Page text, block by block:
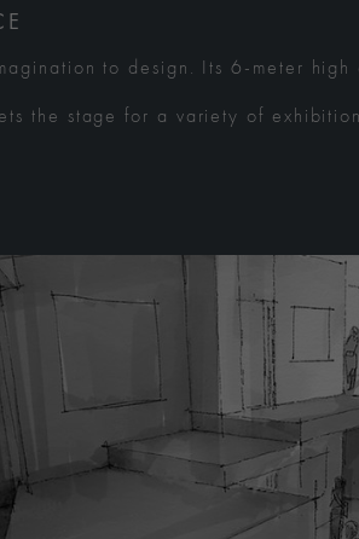
to design. Its 6-meter
the stage for a variety of